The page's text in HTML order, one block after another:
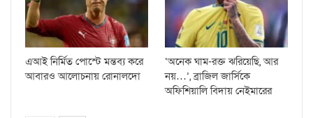
এআই নির্মিত পোস্টে মন্তব্য করে
আবারও আলোচনায় রোনালদো
‘অনেক ঘাম-রক্ত ঝরিয়েছি, আর
নয়…’, ব্রাজিল জার্সিকে
অফিশিয়ালি বিদায় নেইমারের